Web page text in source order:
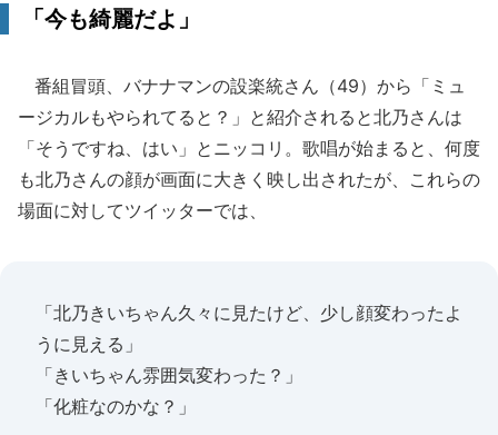
「今も綺麗だよ」
番組冒頭、バナナマンの設楽統さん（49）から「ミュ
ージカルもやられてると？」と紹介されると北乃さんは
「そうですね、はい」とニッコリ。歌唱が始まると、何度
も北乃さんの顔が画面に大きく映し出されたが、これらの
場面に対してツイッターでは、
「北乃きいちゃん久々に見たけど、少し顔変わったよ
うに見える」
「きいちゃん雰囲気変わった？」
「化粧なのかな？」